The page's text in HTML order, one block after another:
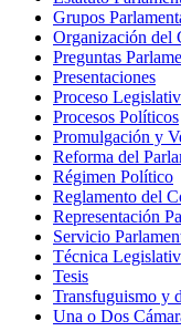
Grupos
Organización del
Preguntas
Presentaciones
Proceso
Procesos Políticos
Promulgación y
Reforma del
Régimen Político
Reglamento del
Representación
Servicio
Técnica
Tesis
Transfuguismo y
Una o Dos